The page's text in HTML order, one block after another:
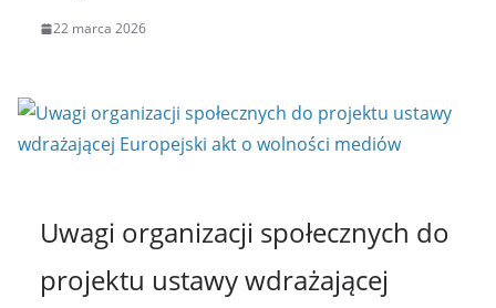
22 marca 2026
Uwagi organizacji społecznych do
projektu ustawy wdrażającej